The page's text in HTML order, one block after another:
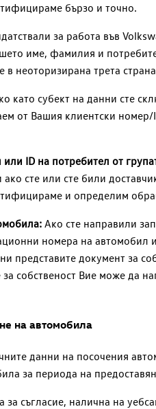
бързо и точно.
за работа във
име, фамилия и
неоторизирана трета
като субект на данни сте
от Вашия клиентски
ID на потребител от
ако сте или сте били
и определим
Ако сте направили
номера на автомобил
представите документ за
собственост Вие може да
на автомобила
данни на посочения
за периода на
съгласие, налична на